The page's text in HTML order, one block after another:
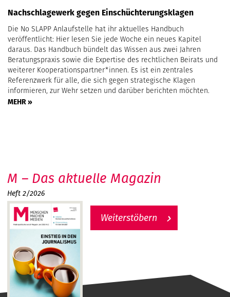
Nachschlagewerk gegen Einschüchterungsklagen
Die No SLAPP Anlaufstelle hat ihr aktuelles Handbuch
veröffentlicht: Hier lesen Sie jede Woche ein neues Kapitel
daraus. Das Handbuch bündelt das Wissen aus zwei Jahren
Beratungspraxis sowie die Expertise des rechtlichen Beirats und
weiterer Kooperationspartner*innen. Es ist ein zentrales
Referenzwerk für alle, die sich gegen strategische Klagen
informieren, zur Wehr setzen und darüber berichten möchten.
MEHR »
M – Das aktuelle Magazin
Heft 2/2026
Weiterstöbern